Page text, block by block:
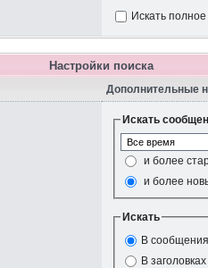
Искать
Настройки поиска
Дополнительные
Искать
и более
и более
Искать
В
В заголовках